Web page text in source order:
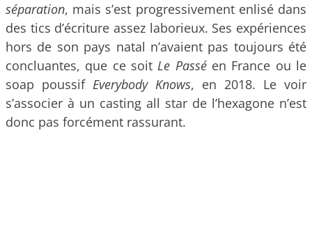
séparation, mais s’est progressivement enlisé dans
des tics d’écriture assez laborieux. Ses expériences
hors de son pays natal n’avaient pas toujours été
concluantes, que ce soitLe Passéen France ou le
soap poussif Everybody Knows, en 2018. Le voir
s’associer à un casting all star de l’hexagone n’est
donc pas forcément rassurant.